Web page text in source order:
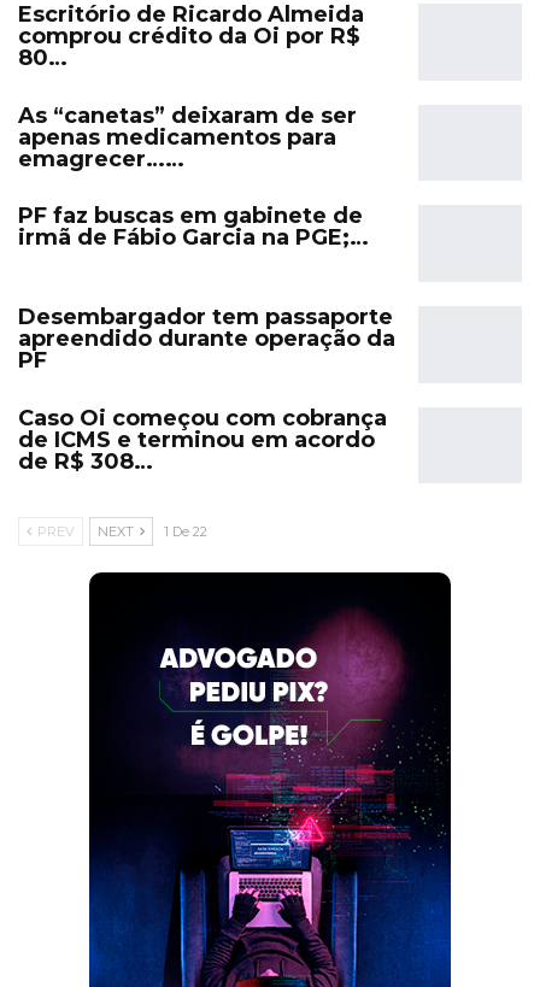
Escritório de Ricardo Almeida
comprou crédito da Oi por R$
80…
As “canetas” deixaram de ser
apenas medicamentos para
emagrecer……
PF faz buscas em gabinete de
irmã de Fábio Garcia na PGE;…
Desembargador tem passaporte
apreendido durante operação da
PF
Caso Oi começou com cobrança
de ICMS e terminou em acordo
de R$ 308…
PREV NEXT 1 De 22